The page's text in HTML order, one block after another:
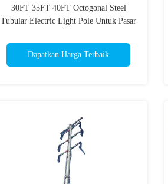
30FT 35FT 40FT Octogonal Steel
Tubular Electric Light Pole Untuk Pasar
Dapatkan Harga Terbaik